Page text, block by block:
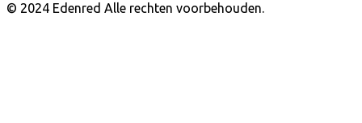
© 2024 Edenred Alle rechten voorbehouden.